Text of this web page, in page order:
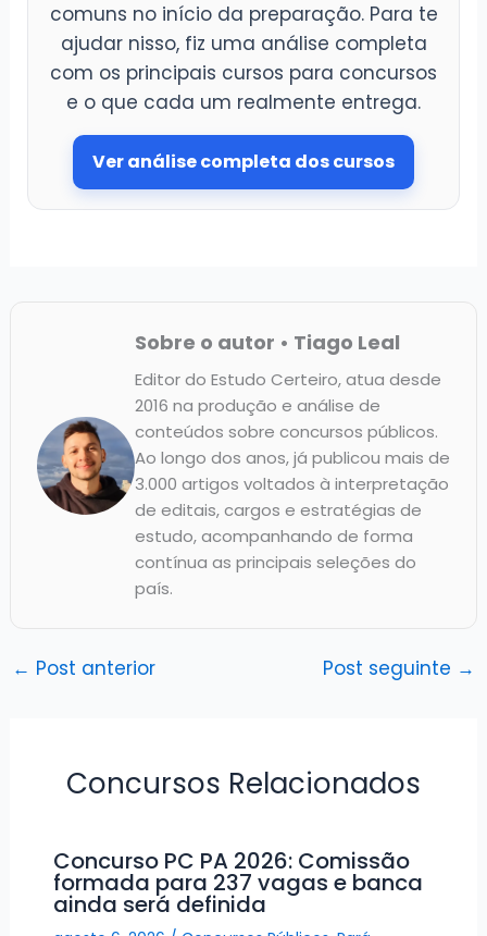
comuns no início da preparação. Para te
ajudar nisso, fiz uma análise completa
com os principais cursos para concursos
e o que cada um realmente entrega.
Ver análise completa dos cursos
Sobre o autor • Tiago Leal
Editor do Estudo Certeiro, atua desde
2016 na produção e análise de
conteúdos sobre concursos públicos.
Ao longo dos anos, já publicou mais de
3.000 artigos voltados à interpretação
de editais, cargos e estratégias de
estudo, acompanhando de forma
contínua as principais seleções do
país.
← Post anterior Post seguinte →
Concursos Relacionados
Concurso PC PA 2026: Comissão
formada para 237 vagas e banca
ainda será definida